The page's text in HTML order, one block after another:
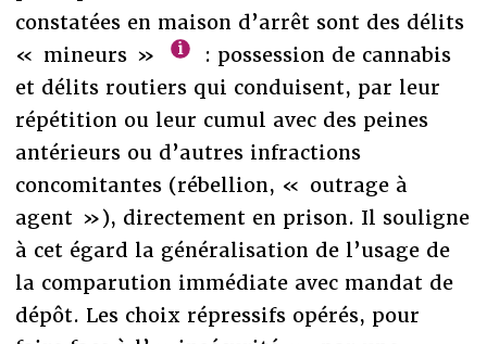
constatées en maison d’arrêt sont des délits
« mineurs »
: possession de cannabis
et délits routiers qui conduisent, par leur
répétition ou leur cumul avec des peines
antérieurs ou d’autres infractions
concomitantes (rébellion, « outrage à
agent »), directement en prison. Il souligne
à cet égard la généralisation de l’usage de
la comparution immédiate avec mandat de
dépôt. Les choix répressifs opérés, pour